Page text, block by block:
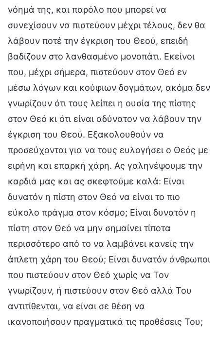
νόημά της, και παρόλο που μπορεί να
συνεχίσουν να πιστεύουν μέχρι τέλους, δεν θα
λάβουν ποτέ την έγκριση του Θεού, επειδή
βαδίζουν στο λανθασμένο μονοπάτι. Εκείνοι
που, μέχρι σήμερα, πιστεύουν στον Θεό εν
μέσω λόγων και κούφιων δογμάτων, ακόμα δεν
γνωρίζουν ότι τους λείπει η ουσία της πίστης
στον Θεό κι ότι είναι αδύνατον να λάβουν την
έγκριση του Θεού. Εξακολουθούν να
προσεύχονται για να τους ευλογήσει ο Θεός με
ειρήνη και επαρκή χάρη. Ας γαληνέψουμε την
καρδιά μας και ας σκεφτούμε καλά: Είναι
δυνατόν η πίστη στον Θεό να είναι το πιο
εύκολο πράγμα στον κόσμο; Είναι δυνατόν η
πίστη στον Θεό να μην σημαίνει τίποτα
περισσότερο από το να λαμβάνει κανείς την
άπλετη χάρη του Θεού; Είναι δυνατόν άνθρωποι
που πιστεύουν στον Θεό χωρίς να Τον
γνωρίζουν, ή πιστεύουν στον Θεό αλλά Του
αντιτίθενται, να είναι σε θέση να
ικανοποιήσουν πραγματικά τις προθέσεις Του;